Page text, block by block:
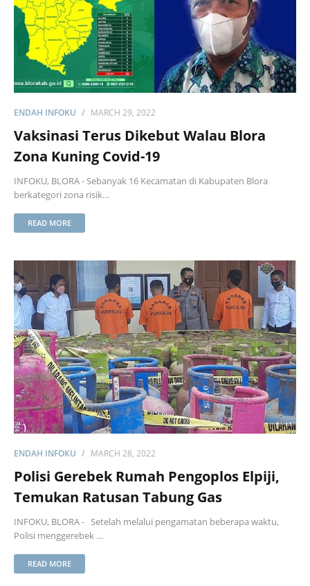
ENDAH INFOKU MARCH 29, 2022
Vaksinasi Terus Dikebut Walau Blora
Zona Kuning Covid-19
INFOKU, BLORA - Sebanyak 16 Kecamatan di Kabupaten Blora
berkategori zona risik…
READ MORE
ENDAH INFOKU MARCH 28, 2022
Polisi Gerebek Rumah Pengoplos Elpiji,
Temukan Ratusan Tabung Gas
INFOKU, BLORA - Setelah melalui pengamatan beberapa waktu,
Polisi menggerebek …
READ MORE